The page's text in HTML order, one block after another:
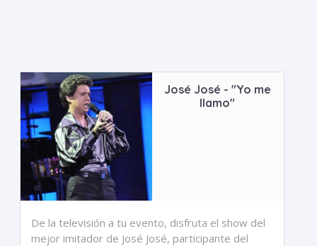
José José - "Yo me
llamo"
De la televisión a tu evento, disfruta el show del
mejor imitador de José José, participante del